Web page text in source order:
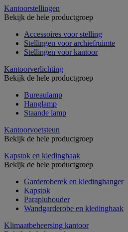
Kantoorstellingen
Bekijk de hele productgroep
Accessoires voor stelling
Stellingen voor archiefruimte
Stellingen voor kantoor
Kantoorverlichting
Bekijk de hele productgroep
Bureaulamp
Hanglamp
Staande lamp
Kantoorvoetsteun
Bekijk de hele productgroep
Kapstok en kledinghaak
Bekijk de hele productgroep
Garderoberek en kledinghanger
Kapstok
Parapluhouder
Wandgarderobe en kledinghaak
Klimaatbeheersing kantoor